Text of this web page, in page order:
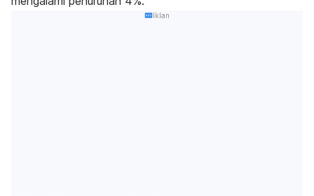
Iklan